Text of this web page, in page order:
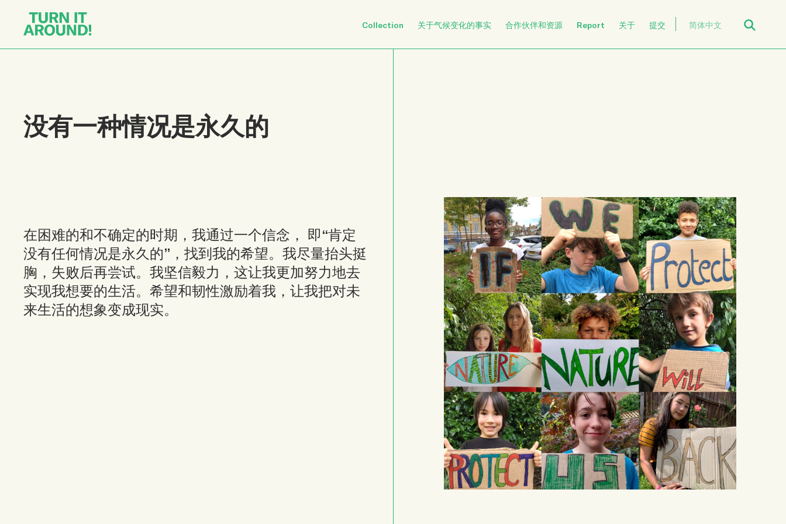
Collection 关于气候变化的事实 合作伙伴和资源 Report 关于 提交 简体中文
没有一种情况是永久的
在困难的和不确定的时期，我通过一个信念， 即“肯定
没有任何情况是永久的”，找到我的希望。我尽量抬头挺
胸，失败后再尝试。我坚信毅力，这让我更加努力地去
实现我想要的生活。希望和韧性激励着我，让我把对未
来生活的想象变成现实。